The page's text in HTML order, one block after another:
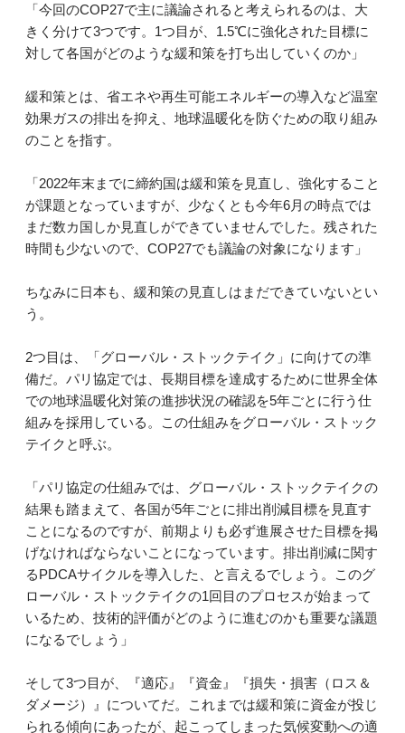
「今回のCOP27で主に議論されると考えられるのは、大
きく分けて3つです。1つ目が、1.5℃に強化された目標に
対して各国がどのような緩和策を打ち出していくのか」
緩和策とは、省エネや再生可能エネルギーの導入など温室
効果ガスの排出を抑え、地球温暖化を防ぐための取り組み
のことを指す。
「2022年末までに締約国は緩和策を見直し、強化すること
が課題となっていますが、少なくとも今年6月の時点では
まだ数カ国しか見直しができていませんでした。残された
時間も少ないので、COP27でも議論の対象になります」
ちなみに日本も、緩和策の見直しはまだできていないとい
う。
2つ目は、「グローバル・ストックテイク」に向けての準
備だ。パリ協定では、長期目標を達成するために世界全体
での地球温暖化対策の進捗状況の確認を5年ごとに行う仕
組みを採用している。この仕組みをグローバル・ストック
テイクと呼ぶ。
「パリ協定の仕組みでは、グローバル・ストックテイクの
結果も踏まえて、各国が5年ごとに排出削減目標を見直す
ことになるのですが、前期よりも必ず進展させた目標を掲
げなければならないことになっています。排出削減に関す
るPDCAサイクルを導入した、と言えるでしょう。このグ
ローバル・ストックテイクの1回目のプロセスが始まって
いるため、技術的評価がどのように進むのかも重要な議題
になるでしょう」
そして3つ目が、『適応』『資金』『損失・損害（ロス＆
ダメージ）』についてだ。これまでは緩和策に資金が投じ
られる傾向にあったが、起こってしまった気候変動への適